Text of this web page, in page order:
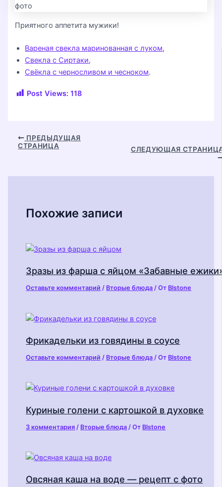
Приятного аппетита мужики!
Вареная свекла маринованная с луком,
Свекла с Сиртаки,
Свёкла с черносливом и чесноком.
Post Views: 118
Навигация
ПРЕДЫДУЩАЯ
СТРАНИЦА
СЛЕДУЮЩАЯ
Похожие записи
Зразы из фарша с яйцом «Забавные
Оставьте комментарий / Вторые блюда / От Blstone
Фрикадельки из говядины в соусе
Оставьте комментарий / Вторые блюда / От Blstone
Куриные голени с картошкой в духовке
3 комментария / Вторые блюда / От Blstone
Овсяная каша на воде — рецепт с фото